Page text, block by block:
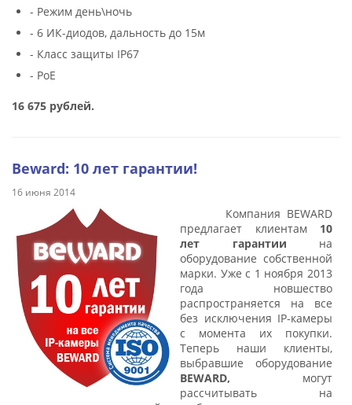
- Режим день\ночь
- 6 ИК-диодов, дальность до 15м
- Класс защиты IP67
- РоЕ
16 675 рублей.
Beward: 10 лет гарантии!
16 июня 2014
Компания BEWARD
предлагает клиентам 10
лет гарантии на
оборудование собственной
марки. Уже с 1 ноября 2013
года новшество
распространяется на все
без исключения IP-камеры
с момента их покупки.
Теперь наши клиенты,
выбравшие оборудование
BEWARD, могут
рассчитывать на